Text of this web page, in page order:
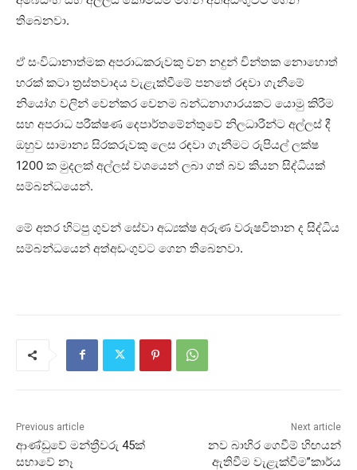
තිබෙනවා.
ඒ සංවිධානාත්මක අපරාධකරුවකු වන නදුන් චින්තක නොහොත්
හරක් කටා ත්‍රස්තවාදය වැළැක්වීමේ පනතේ රඳවා ගැනීමේ
නියෝග වලින් වෙන්කර වෙනම බන්ධනාගාරයකට යොමු කිරීම
සහ අපරාධ පරීක්ෂණ දෙපාර්තමේන්තුවේ නිලධාරීන්ට අල්ලස් දී
ඔහුව සාමාන්‍ය සිරකරුවකු ලෙස රඳවා ගැනීමට රුපියල් ලක්ෂ
1200 ක මුදලක් අල්ලස් වශයෙන් ලබා ගත් බව කියන සිද්ධියක්
සම්බන්ධයෙන්.
මේ අතර හිටපු ගුවන් සේවා අධ්‍යක්ෂ අරුණ වරුෂවිතාන ද සිද්ධිය
සම්බන්ධයෙන් අත්අඩංගුවට ගෙන තිබෙනවා.
Previous article
ආණ්ඩුවේ මන්ත්‍රීවරු 45ක්
සභාවේ නෑ
Next article
නව බාහිර ගෙවීම් හිඟයන්
ඇතිවීම වැළැක්වීම”කාර්ය